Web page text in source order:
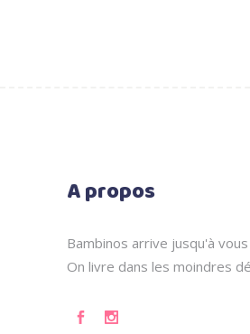
A propos
Bambinos arrive jusqu'à
On livre dans les moindres